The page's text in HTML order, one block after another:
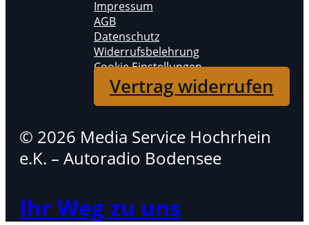
Impressum
AGB
Datenschutz
Widerrufsbelehrung
Cookie Einstellungen
Vertrag widerrufen
© 2026 Media Service Hochrhein
e.K. – Autoradio Bodensee
Ihr Weg zu uns